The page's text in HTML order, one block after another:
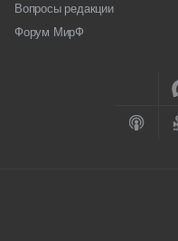
Вопросы редакции
Форум МирФ